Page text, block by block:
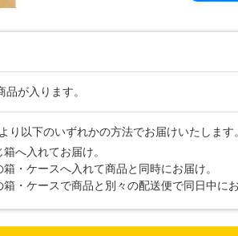
が入ります。
り以下のいずれかの方法でお届けいたします
へ入れてお届け。
・ケースへ入れて商品と同時にお届け。
・ケースで商品と別々の配送便で同日中にお